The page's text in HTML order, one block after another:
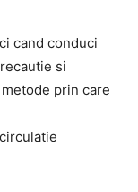
cand conduci
si
prin care